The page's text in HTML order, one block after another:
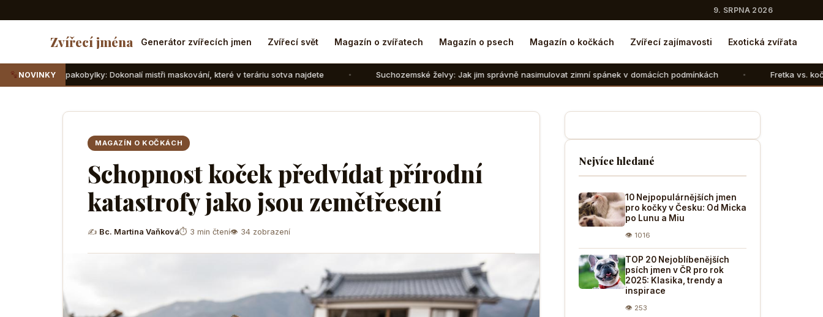
9. SRPNA 2026
Zvířecí jména Generátor zvířecích jmen Zvířecí svět Magazín o zvířatech Magazín o psech Magazín o kočkách Zvířecí zajímavosti Exotická zvířata
NOVINKYDokonalí mistři maskování, které v teráriu sotva najdete Suchozemské želvy: Jak jim správně nasimulovat zimní spánek v domácích podmínkách Fretka vs. kočka: V čem se liší
MAGAZÍN O KOČKÁCH
Schopnost koček předvídat přírodní
katastrofy jako jsou zemětřesení
✍ Bc. Martina Vaňková⏱ 3 min čtení👁 34 zobrazení
Nejvíce hledané
10 Nejpopulárnějších jmen
pro kočky v Česku: Od Micka
po Lunu a Miu
👁 1016
TOP 20 Nejoblíbenějších
psích jmen v ČR pro rok
2025: Klasika, trendy a
inspirace
👁 253